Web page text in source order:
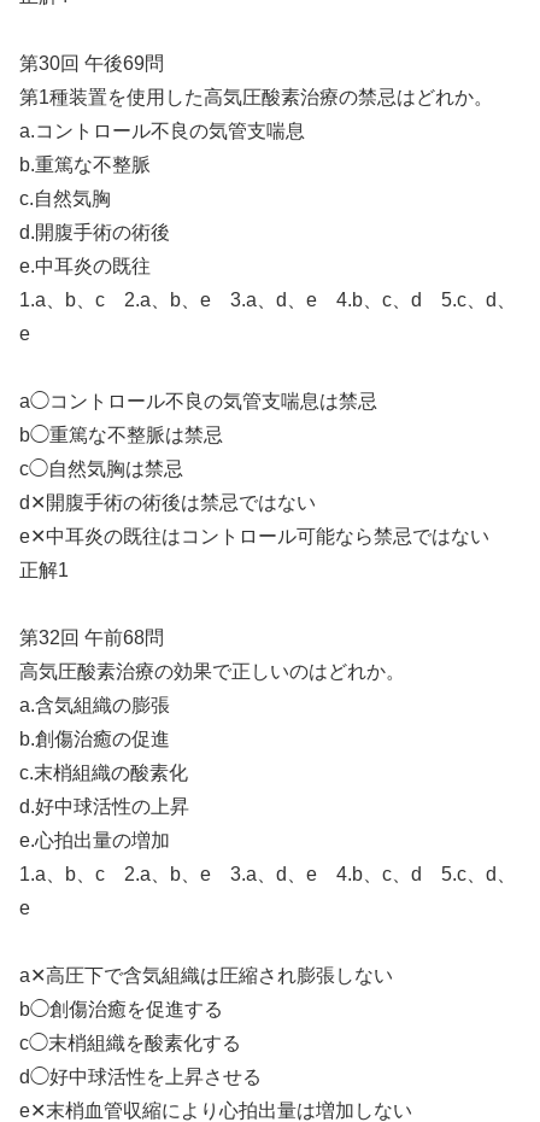
第30回 午後69問
第1種装置を使用した高気圧酸素治療の禁忌はどれか。
a.コントロール不良の気管支喘息
b.重篤な不整脈
c.自然気胸
d.開腹手術の術後
e.中耳炎の既往
1.a、b、c 2.a、b、e 3.a、d、e 4.b、c、d 5.c、d、
e
a◯コントロール不良の気管支喘息は禁忌
b◯重篤な不整脈は禁忌
c◯自然気胸は禁忌
d✕開腹手術の術後は禁忌ではない
e✕中耳炎の既往はコントロール可能なら禁忌ではない
正解1
第32回 午前68問
高気圧酸素治療の効果で正しいのはどれか。
a.含気組織の膨張
b.創傷治癒の促進
c.末梢組織の酸素化
d.好中球活性の上昇
e.心拍出量の増加
1.a、b、c 2.a、b、e 3.a、d、e 4.b、c、d 5.c、d、
e
a✕高圧下で含気組織は圧縮され膨張しない
b◯創傷治癒を促進する
c◯末梢組織を酸素化する
d◯好中球活性を上昇させる
e✕末梢血管収縮により心拍出量は増加しない